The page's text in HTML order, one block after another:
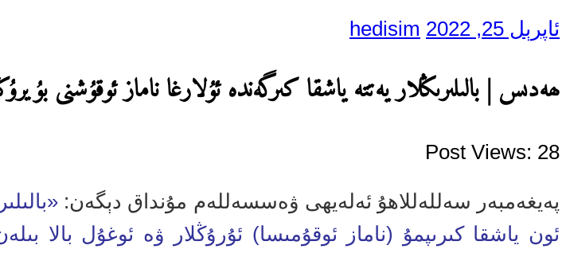
ئاپرېل 25, 2022 hedisim
ھەدىس | بالىلىرىڭلار يەتتە ياشقا كىرگەندە ئۇلارغا ناماز ئوقۇشنى
Post Views: 28
پەيغەمبەر سەللەللاھۇ ئەلەيھى ۋەسسەللەم مۇنداق دېگەن:
ئون ياشقا كىرىپمۇ (ناماز ئوقۇمىسا) ئۇرۇڭلار ۋە ئوغۇل بالا بىلەن